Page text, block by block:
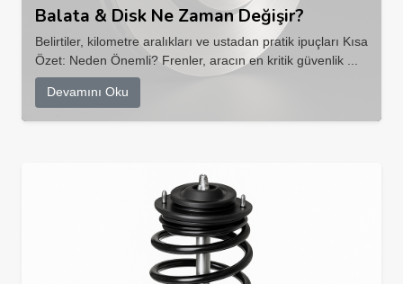
Balata & Disk Ne Zaman Değişir?
Belirtiler, kilometre aralıkları ve ustadan pratik ipuçları Kısa
Özet: Neden Önemli? Frenler, aracın en kritik güvenlik ...
Devamını Oku